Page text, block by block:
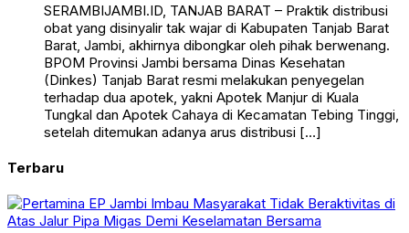
obat yang disinyalir tak wajar di Kabupaten Tanjab Barat
Barat, Jambi, akhirnya dibongkar oleh pihak berwenang.
BPOM Provinsi Jambi bersama Dinas Kesehatan
(Dinkes) Tanjab Barat resmi melakukan penyegelan
terhadap dua apotek, yakni Apotek Manjur di Kuala
Tungkal dan Apotek Cahaya di Kecamatan Tebing Tinggi,
setelah ditemukan adanya arus distribusi […]
Berita Daerah Jambi